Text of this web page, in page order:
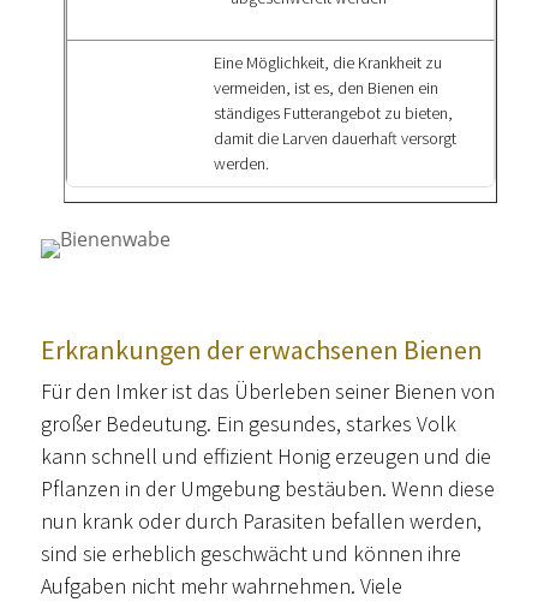
Eine Möglichkeit, die Krankheit zu
vermeiden, ist es, den Bienen ein
ständiges Futterangebot zu bieten,
damit die Larven dauerhaft versorgt
werden.
Erkrankungen der erwachsenen Bienen
Für den Imker ist das Überleben seiner Bienen von
großer Bedeutung. Ein gesundes, starkes Volk
kann schnell und effizient Honig erzeugen und die
Pflanzen in der Umgebung bestäuben. Wenn diese
nun krank oder durch Parasiten befallen werden,
sind sie erheblich geschwächt und können ihre
Aufgaben nicht mehr wahrnehmen. Viele